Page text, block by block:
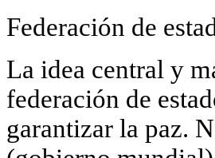
Federación de
La idea central y
federación de
garantizar la paz.